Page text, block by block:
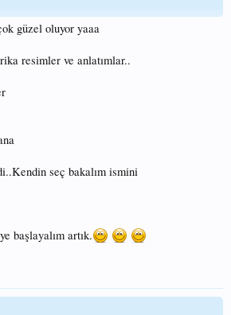
güzel oluyor yaaa
resimler ve anlatımlar..
seç bakalım ismini
başlayalım artık.